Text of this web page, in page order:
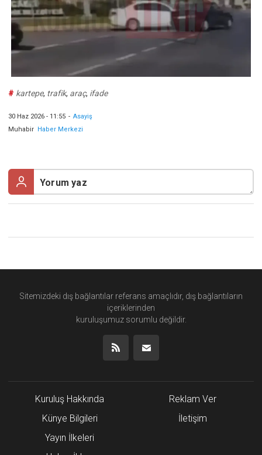
# kartepe, trafik, araç, ifade
30 Haz 2026 - 11:55 - Asayiş
Muhabir Haber Merkezi
Sitemizdeki dış bağlantılar referans amaçlıdır, dış bağlantıların
içeriklerinden
kuruluşumuz sorumlu değildir.
Kuruluş Hakkında
Künye Bilgileri
Yayın İlkeleri
Reklam Ver
İletişim